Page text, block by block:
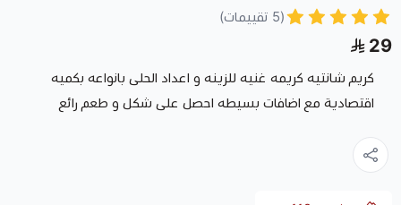
(5 تقييمات)
29
كريم شانتيه كريمه غنيه للزينه و اعداد الحلى بانواعه بكميه
اقتصادية مع اضافات بسيطه احصل على شكل و طعم رائع